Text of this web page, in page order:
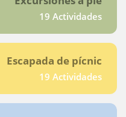
19 Actividades
Escapada de pícnic
19 Actividades